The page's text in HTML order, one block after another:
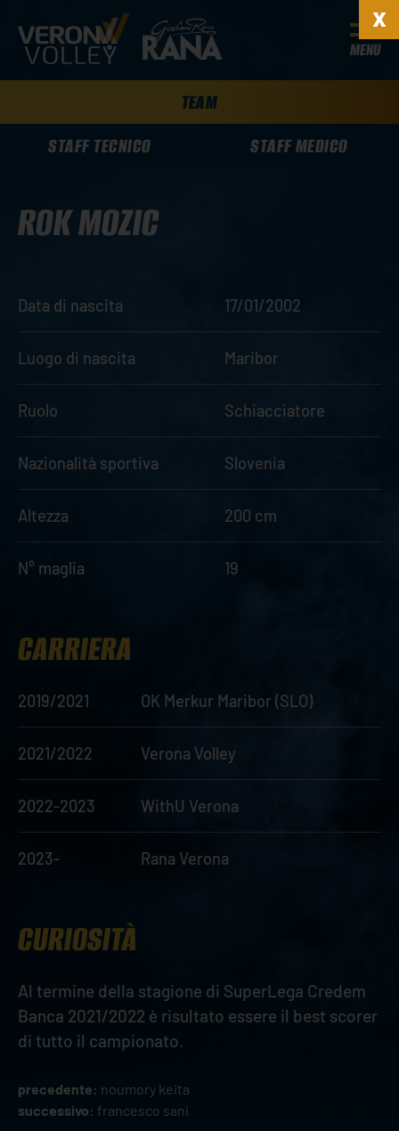
MENU
TEAM
STAFF TECNICO
STAFF MEDICO
ROK MOZIC
Data di nascita 17/01/2002
Luogo di nascita Maribor
Ruolo Schiacciatore
Nazionalità sportiva Slovenia
Altezza 200 cm
N° maglia 19
CARRIERA
2019/2021 OK Merkur Maribor (SLO)
2021/2022 Verona Volley
2022-2023 WithU Verona
2023- Rana Verona
CURIOSITÀ
Al termine della stagione di SuperLega Credem
Banca 2021/2022 è risultato essere il best scorer
di tutto il campionato.
precedente: noumory keita
successivo: francesco sani